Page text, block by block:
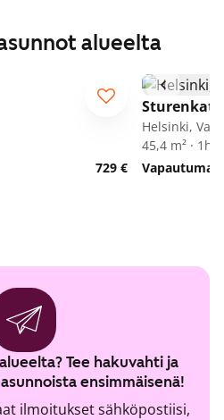
alueelta
729 €
Helsinki,
45,4 m² ·
Tee hakuvahti ja
ensimmäisenä!
ilmoitukset sähköpostiisi,